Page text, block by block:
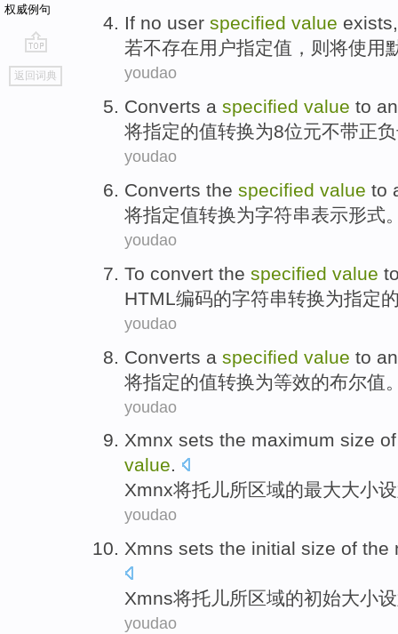
权威例句
go
top
返回词典
If no user specified value exists
若不存在用户指定值 ，则将使用
youdao
Converts a specified value to
将指定的值转换为8位元不带正
youdao
Converts the specified value to
将指定值转换为字符串表示形式
youdao
To convert the specified value
HTML编码的字符串转换为指定
youdao
Converts a specified value to
将指定的值转换为等效的布尔值
youdao
Xmnx sets the maximum size
value.
Xmnx将托儿所区域的最大大小
youdao
Xmns sets the initial size of the
Xmns将托儿所区域的初始大小
youdao